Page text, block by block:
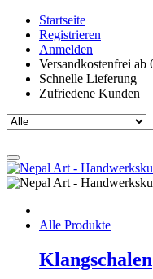
Startseite
Registrieren
Anmelden
Versandkostenfrei ab
Schnelle Lieferung
Zufriedene Kunden
Alle Produkte
Klangschalen